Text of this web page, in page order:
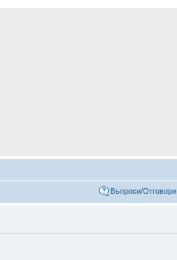
Въпроси/Отговори